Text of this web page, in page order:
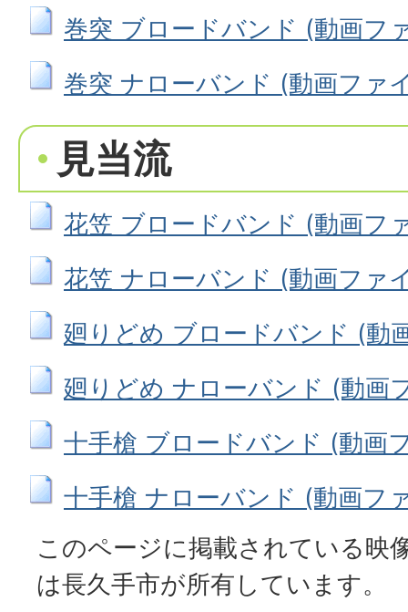
巻突 ブロードバンド (動画フ
巻突 ナローバンド (動画ファ
見当流
花笠 ブロードバンド (動画フ
花笠 ナローバンド (動画ファ
廻りどめ ブロードバンド (動
廻りどめ ナローバンド (動画
十手槍 ブロードバンド (動画
十手槍 ナローバンド (動画フ
このページに掲載されている映
は長久手市が所有しています。